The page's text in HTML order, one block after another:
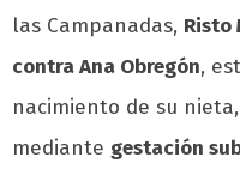
las Campanadas, Risto
contra Ana Obregón,
nacimiento de su nieta,
mediante gestación